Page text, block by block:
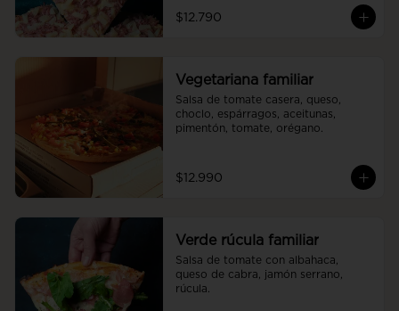
$12.790
Vegetariana familiar
Salsa de tomate casera, queso,
choclo, espárragos, aceitunas,
pimentón, tomate, orégano.
$12.990
Verde rúcula familiar
Salsa de tomate con albahaca,
queso de cabra, jamón serrano,
rúcula.